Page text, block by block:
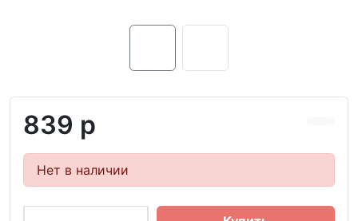
839 р
Нет в наличии